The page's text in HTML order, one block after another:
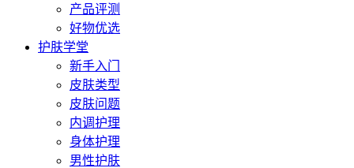
产品评测
好物优选
护肤学堂
新手入门
皮肤类型
皮肤问题
内调护理
身体护理
男性护肤